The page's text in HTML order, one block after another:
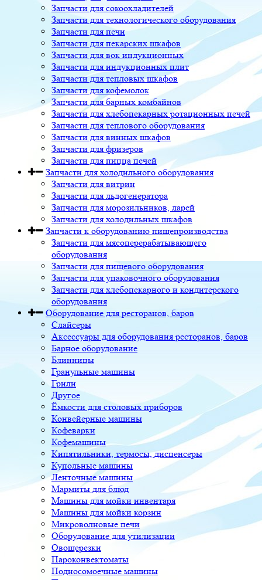
Запчасти для сокоохладителей
Запчасти для технологического оборудования
Запчасти для печи
Запчасти для пекарских шкафов
Запчасти для вок индукционных
Запчасти для индукционных плит
Запчасти для тепловых шкафов
Запчасти для кофемолок
Запчасти для барных комбайнов
Запчасти для хлебопекарных ротационных печей
Запчасти для теплового оборудования
Запчасти для винных шкафов
Запчасти для фризеров
Запчасти для пицца печей
Запчасти для холодильного оборудования
Запчасти для витрин
Запчасти для льдогенератора
Запчасти для морозильников, ларей
Запчасти для холодильных шкафов
Запчасти к оборудованию пищепроизводства
Запчасти для мясоперерабатывающего
оборудования
Запчасти для пищевого оборудования
Запчасти для упаковочного оборудования
Запчасти для хлебопекарного и кондитерского
оборудования
Оборудование для ресторанов, баров
Слайсеры
Аксессуары для оборудования ресторанов, баров
Барное оборудование
Блинницы
Гранульные машины
Грили
Другое
Ёмкости для столовых приборов
Конвейерные машины
Кофеварки
Кофемашины
Кипятильники, термосы, диспенсеры
Купольные машины
Ленточные машины
Мармиты для блюд
Машины для мойки инвентаря
Машины для мойки корзин
Микроволновые печи
Оборудование для утилизации
Овощерезки
Пароконвектоматы
Подносомоечные машины